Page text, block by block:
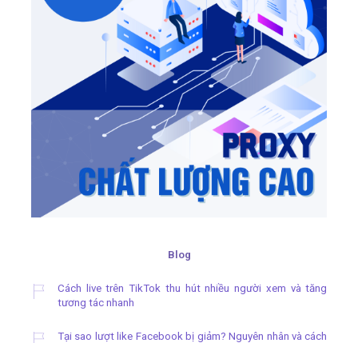
Blog
Cách live trên TikTok thu hút nhiều người xem và tăng
tương tác nhanh
Tại sao lượt like Facebook bị giảm? Nguyên nhân và cách